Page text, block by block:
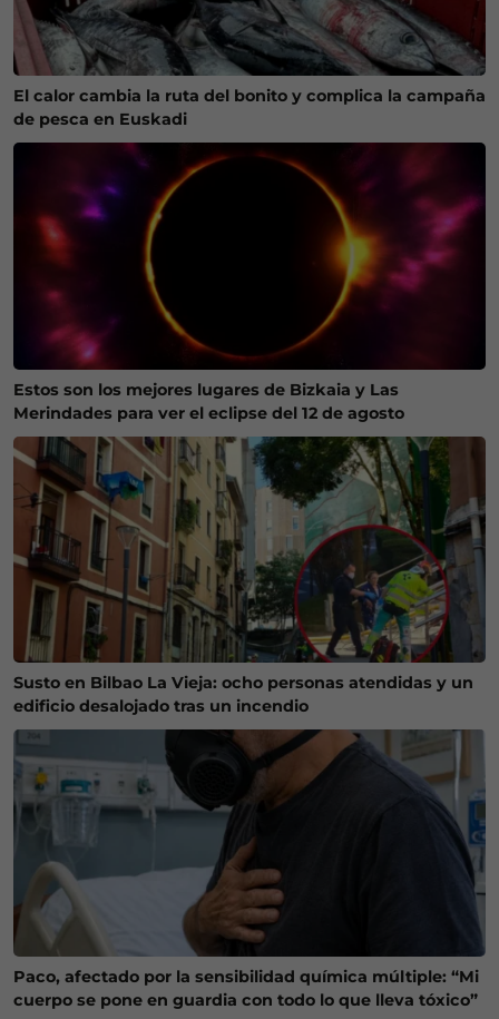
El calor cambia la ruta del bonito y complica la campaña
de pesca en Euskadi
Estos son los mejores lugares de Bizkaia y Las
Merindades para ver el eclipse del 12 de agosto
Susto en Bilbao La Vieja: ocho personas atendidas y un
edificio desalojado tras un incendio
Paco, afectado por la sensibilidad química múltiple: “Mi
cuerpo se pone en guardia con todo lo que lleva tóxico”